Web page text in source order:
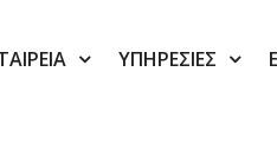
ΥΠΗΡΕΣΙΕΣ